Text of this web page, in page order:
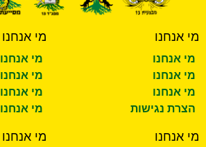
מי אנחנו
מי אנחנו
מי אנחנו
מי אנחנו
הצרת נגישות
מי אנחנו
מי אנחנו
מי אנחנו
מי אנחנו
מי אנחנו
מי אנחנו מי אנחנו